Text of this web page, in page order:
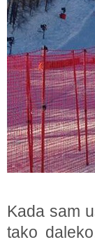
Kada sam
tako